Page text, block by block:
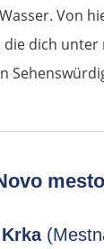
Von
die dich
mesto